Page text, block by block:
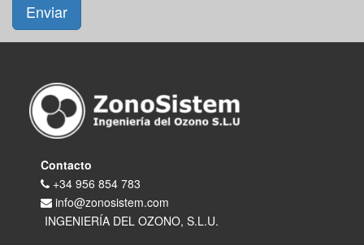
Enviar
Contacto
+34 956 854 783
info@zonosistem.com
INGENIERÍA DEL OZONO, S.L.U.